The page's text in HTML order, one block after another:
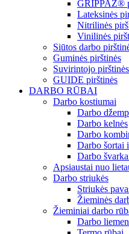
GRIPPAZ®
Lateksinės
Nitrilinės
Vinilinės
Siūtos darbo
Guminės pirštinės
Suvirintojo pirštinės
GUIDE pirštinės
DARBO RŪBAI
Darbo kostiumai
Darbo
Darbo kelnės
Darbo
Darbo šortai
Darbo
Apsiaustai nuo
Darbo striukės
Striukės
Žieminės
Žieminiai darbo
Darbo